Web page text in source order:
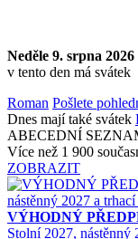
Neděle 9. srpna 2026
v tento den má svátek
Roman Pošlete
Dnes mají také svátek
ABECEDNÍ
Více než 1 900
ZOBRAZIT
VÝHODNÝ
Stolní 2027, nástěnný